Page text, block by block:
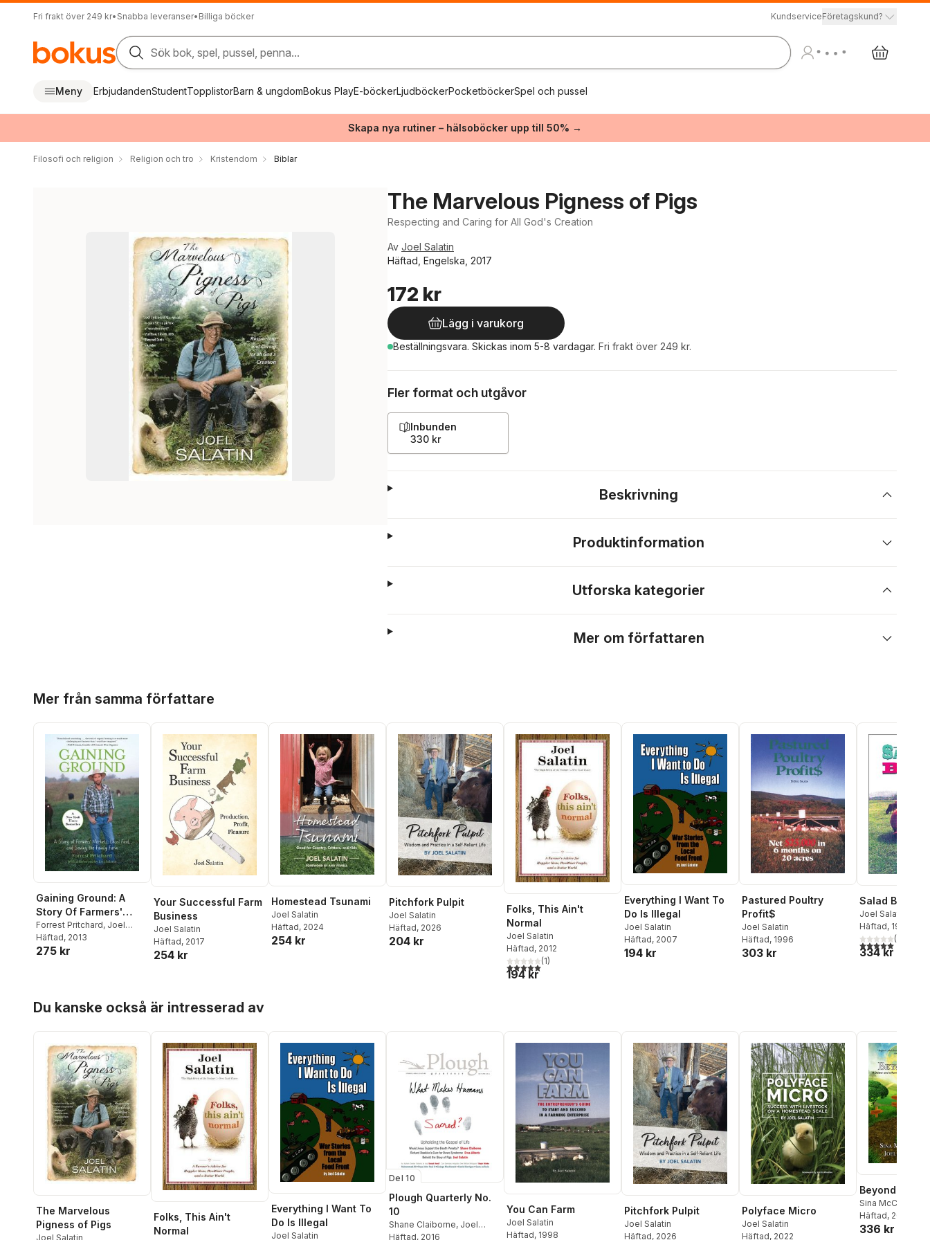
Fri frakt över 249 kr• Snabba leveranser• Billiga böcker KundserviceFöretagskund?
Sök bok, spel, pussel, penna...
Meny ErbjudandenStudentTopplistorBarn & ungdomBokus PlayE-böckerLjudböckerPocketböckerSpel och pussel
Skapa nya rutiner – hälsoböcker upp till 50% →
Filosofi och religion Religion och tro Kristendom Biblar
The Marvelous Pigness of Pigs
Respecting and Caring for All God's Creation
Av Joel Salatin
Häftad, Engelska, 2017
172 kr
Lägg i varukorg
Beställningsvara. Skickas inom 5-8 vardagar. Fri frakt över 249 kr.
Fler format och utgåvor
Inbunden
330 kr
Beskrivning
Produktinformation
Utforska kategorier
Mer om författaren
Mer från samma författare
Gaining Ground: A
Story Of Farmers'
Markets, Local Food,
And Saving The Family
Farm
Forrest Pritchard, Joel
Salatin
Häftad, 2013
275 kr
Your Successful Farm
Business
Joel Salatin
Häftad, 2017
254 kr
Homestead Tsunami
Joel Salatin
Häftad, 2024
254 kr
Pitchfork Pulpit
Joel Salatin
Häftad, 2026
204 kr
Folks, This Ain't
Normal
Joel Salatin
Häftad, 2012
5,0utav 5 stjärnor. Totalt antal röster:
(1)
194 kr
Everything I Want To
Do Is Illegal
Joel Salatin
Häftad, 2007
194 kr
Pastured Poultry
Profit$
Joel Salatin
Häftad, 1996
303 kr
Salad Bar
Joel Salatin
Häftad, 1996
5,0utav 5(
334 kr
Du kanske också är intresserad av
The Marvelous
Pigness of Pigs
Joel Salatin
Folks, This Ain't
Normal
Everything I Want To
Do Is Illegal
Joel Salatin
Del 10
Plough Quarterly No.
10
Shane Claiborne, Joel
Salatin, John Dear
Häftad, 2016
You Can Farm
Joel Salatin
Häftad, 1998
Pitchfork Pulpit
Joel Salatin
Häftad, 2026
Polyface Micro
Joel Salatin
Häftad, 2022
Beyond
Sina McCullough
Salatin
Häftad, 2020
336 kr